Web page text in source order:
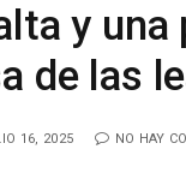
y una
de las
16, 2025 NO HAY